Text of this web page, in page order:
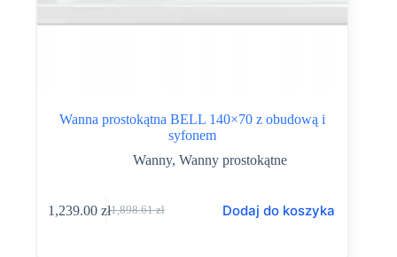
Wanna prostokątna BELL 140×70 z obudową i
syfonem
Wanny,Wanny prostokątne
1,898.61zł
Pierwotna
1,239.00 złAktualna
Dodaj do koszyka